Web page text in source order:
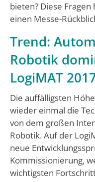
bieten? Diese
einen Messe-
Trend:
Robotik
LogiMAT
Die auffälligsten
wieder einmal die
von dem großen
Robotik. Auf der
neue
Kommissionierung,
wichtigsten